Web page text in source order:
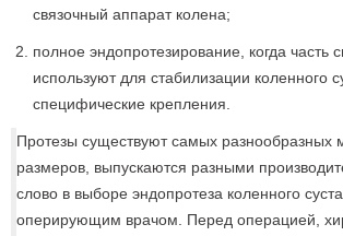
связочный аппарат колена;
полное эндопротезирование, когда часть
используют для стабилизации коленного
специфические крепления.
Протезы существуют самых разнообразных
размеров, выпускаются разными
слово в выборе эндопротеза коленного
оперирующим врачом. Перед операцией,